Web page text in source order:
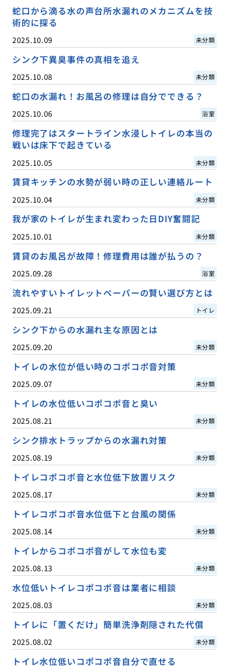
蛇口から滴る水の声台所水漏れのメカニズムを技
術的に探る
2025.10.09 未分類
シンク下異臭事件の真相を追え
2025.10.08 未分類
蛇口の水漏れ！お風呂の修理は自分でできる？
2025.10.06 浴室
修理完了はスタートライン水浸しトイレの本当の
戦いは床下で起きている
2025.10.05 未分類
賃貸キッチンの水勢が弱い時の正しい連絡ルート
2025.10.04 未分類
我が家のトイレが生まれ変わった日DIY奮闘記
2025.10.01 未分類
賃貸のお風呂が故障！修理費用は誰が払うの？
2025.09.28 浴室
流れやすいトイレットペーパーの賢い選び方とは
2025.09.21 トイレ
シンク下からの水漏れ主な原因とは
2025.09.20 未分類
トイレの水位が低い時のコポコポ音対策
2025.09.07 未分類
トイレの水位低いコポコポ音と臭い
2025.08.21 未分類
シンク排水トラップからの水漏れ対策
2025.08.19 未分類
トイレコポコポ音と水位低下放置リスク
2025.08.17 未分類
トイレコポコポ音水位低下と台風の関係
2025.08.14 未分類
トイレからコポコポ音がして水位も変
2025.08.13 未分類
水位低いトイレコポコポ音は業者に相談
2025.08.03 未分類
トイレに「置くだけ」簡単洗浄剤隠された代償
2025.08.02 未分類
トイレ水位低いコポコポ音自分で直せる